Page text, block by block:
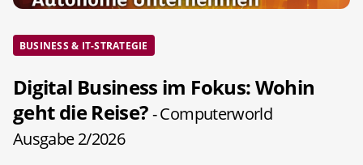
BUSINESS & IT-STRATEGIE
Digital Business im Fokus: Wohin
geht die Reise?- Computerworld
Ausgabe 2/2026